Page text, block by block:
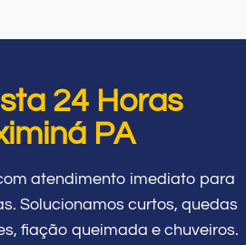
24 Horas
PA
atendimento imediato para
Solucionamos curtos, quedas
fiação queimada e chuveiros.